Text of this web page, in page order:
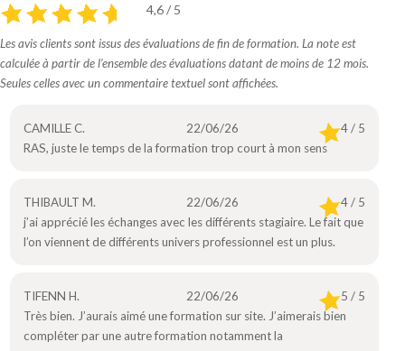
4,6 / 5
Les avis clients sont issus des évaluations de fin de formation. La note est
calculée à partir de l’ensemble des évaluations datant de moins de 12 mois.
Seules celles avec un commentaire textuel sont affichées.
CAMILLE C. 22/06/26
4 / 5
RAS, juste le temps de la formation trop court à mon sens
THIBAULT M. 22/06/26
4 / 5
j’ai apprécié les échanges avec les différents stagiaire. Le fait que
l’on viennent de différents univers professionnel est un plus.
TIFENN H. 22/06/26
5 / 5
Très bien. J’aurais aimé une formation sur site. J’aimerais bien
compléter par une autre formation notamment la